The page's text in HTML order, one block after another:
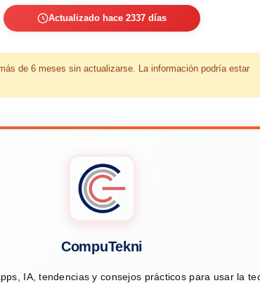
Actualizado hace 2337 días
de 6 meses sin actualizarse. La información podría estar
CompuTekni
IA, tendencias y consejos prácticos para usar la